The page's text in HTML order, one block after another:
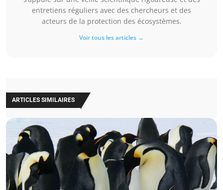
entretiens réguliers avec des chercheurs et des
acteurs de la protection des écosystèmes.
Voir tous les articles →
ARTICLES SIMILAIRES